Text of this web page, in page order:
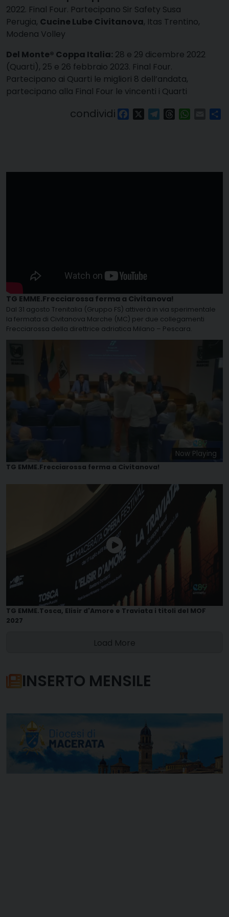
2022. Final Four. Partecipano Sir Safety Susa
Perugia, Cucine Lube Civitanova, Itas Trentino,
Modena Volley
Del Monte® Coppa Italia: 28 e 29 dicembre 2022
(Quarti), 25 e 26 febbraio 2023. Final Four.
Partecipano ai Quarti le migliori 8 dell’andata,
partecipano alla Final Four le vincenti i Quarti
condividi FacebookTelegram
Threads Email
TG EMME.Frecciarossa ferma a Civitanova!
Dal 31 agosto Trenitalia (Gruppo FS) attiverà in via sperimentale
la fermata di Civitanova Marche (MC) per due collegamenti
Frecciarossa della direttrice adriatica Milano – Pescara.
Now Playing
TG EMME.Frecciarossa ferma a Civitanova!
TG EMME.Tosca, Elisir d'Amore e Traviata i titoli del MOF
2027
Load More
INSERTO MENSILE